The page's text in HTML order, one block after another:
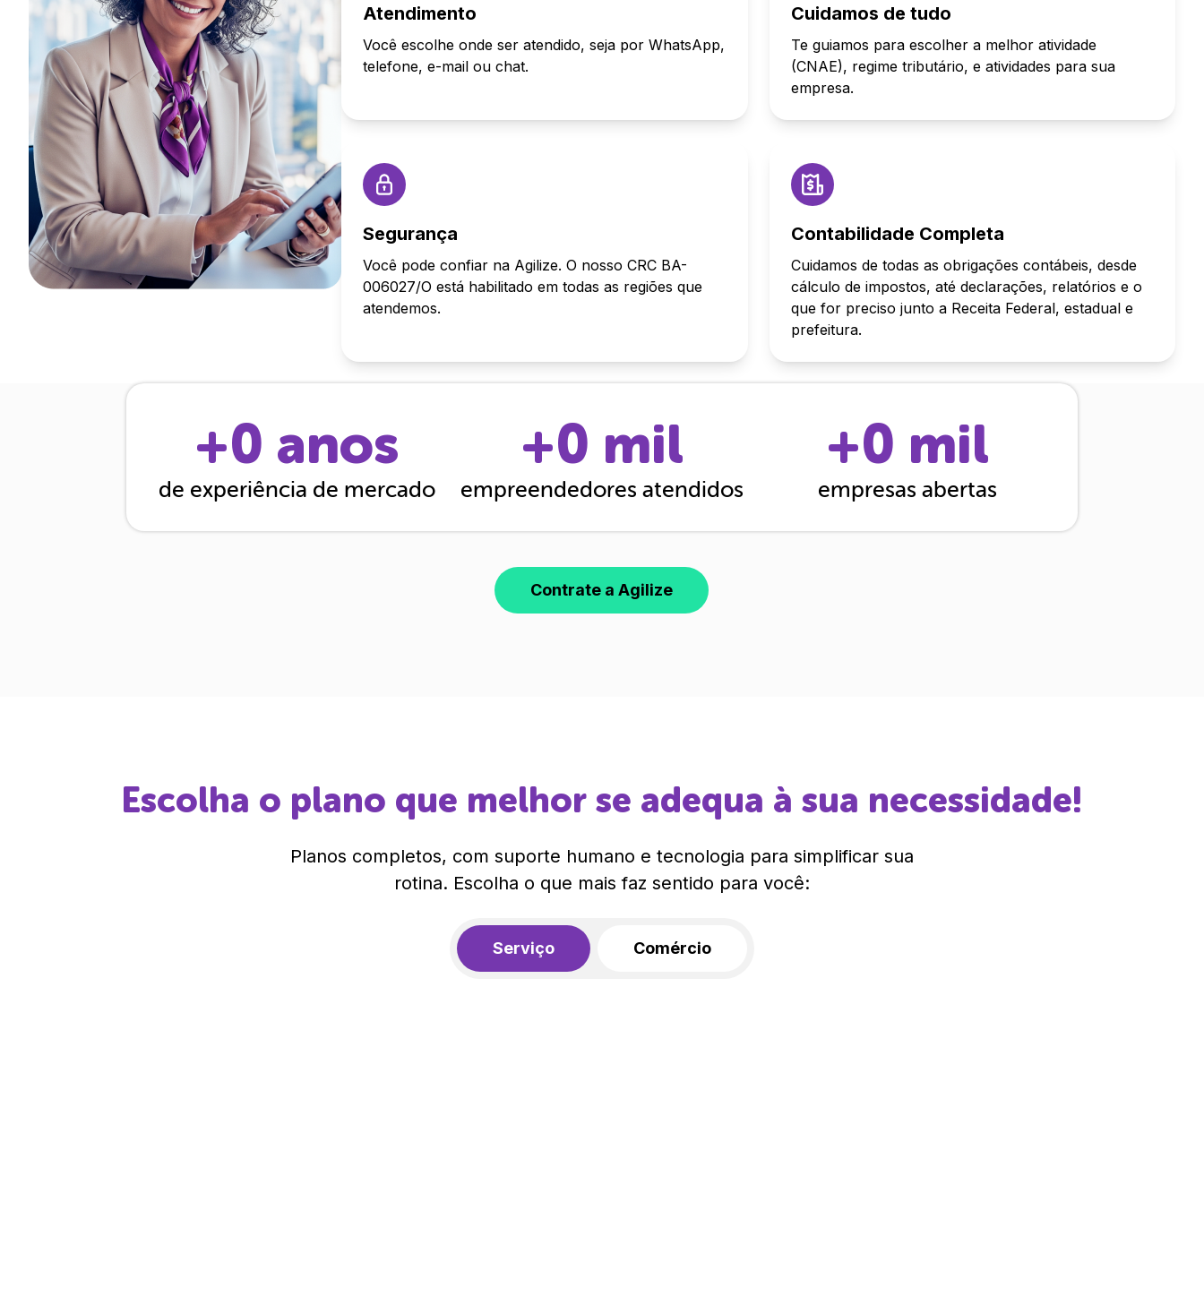
Atendimento
Você escolhe onde ser atendido, seja por WhatsApp,
telefone, e-mail ou chat.
Cuidamos de tudo
Te guiamos para escolher a melhor atividade
(CNAE), regime tributário, e atividades para sua
empresa.
Segurança
Você pode confiar na Agilize. O nosso CRC BA-
006027/O está habilitado em todas as regiões que
atendemos.
Contabilidade Completa
Cuidamos de todas as obrigações contábeis, desde
cálculo de impostos, até declarações, relatórios e o
que for preciso junto a Receita Federal, estadual e
prefeitura.
+0 anos
de experiência de mercado
+0 mil
empreendedores atendidos
+0 mil
empresas abertas
Contrate a Agilize
Escolha o plano que melhor se adequa à sua necessidade!
Planos completos, com suporte humano e tecnologia para simplificar sua
rotina. Escolha o que mais faz sentido para você:
Serviço Comércio